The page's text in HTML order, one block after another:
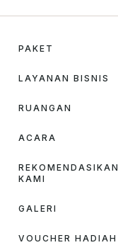
PAKET
LAYANAN BISNIS
RUANGAN
ACARA
REKOMENDASIKAN
KAMI
GALERI
VOUCHER HADIAH